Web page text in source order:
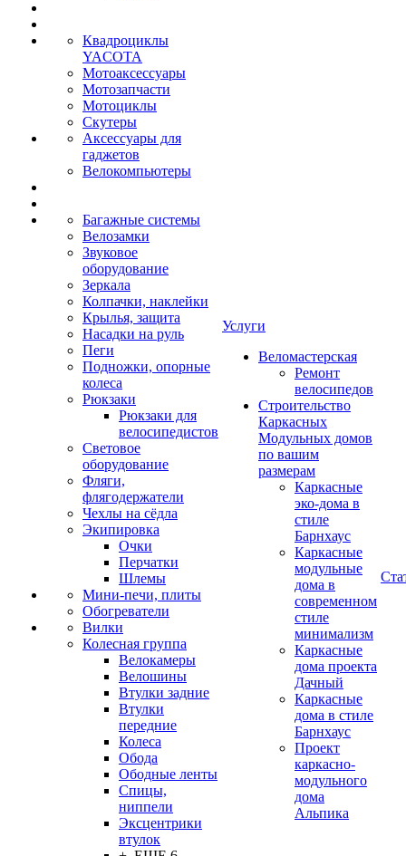
Квадроциклы
YACOTA
Мотоаксессуары
Мотозапчасти
Мотоциклы
Скутеры
Аксессуары для
гаджетов
Велокомпьютеры
Багажные системы
Велозамки
Звуковое
оборудование
Зеркала
Колпачки, наклейки
Крылья, защита
Насадки на руль
Пеги
Подножки, опорные
колеса
Рюкзаки
Рюкзаки для
велосипедистов
Световое
оборудование
Фляги,
флягодержатели
Чехлы на сёдла
Экипировка
Очки
Перчатки
Шлемы
Мини-печи, плиты
Обогреватели
Вилки
Колесная группа
Велокамеры
Велошины
Втулки задние
Втулки
передние
Колеса
Обода
Ободные ленты
Спицы,
ниппели
Эксцентрики
втулок
Услуги
Веломастерская
Ремонт
велосипедов
Строительство
Каркасных
Модульных домов
по вашим
размерам
Каркасные
эко-дома в
стиле
Барнхаус
Каркасные
модульные
дома в
современном
стиле
минимализм
Каркасные
дома проекта
Дачный
Каркасные
дома в стиле
Барнхаус
Проект
каркасно-
модульного
дома
Альпика